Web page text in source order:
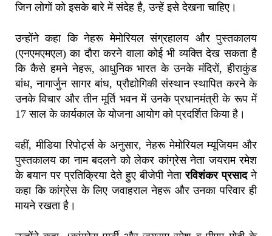
जिन लोगों को इसके बारे में संदेह है, उन्हें इसे देखना चाहिए।
उन्होंने कहा कि नेहरू मेमोरियल संग्रहालय और पुस्तकालय
(एनएमएमएल) का दौरा करने वाला कोई भी व्यक्ति देख सकता है
कि कैसे हमने नेहरू, आधुनिक भारत के उनके मंदिरों, हीराकुंड
बांध, नागार्जुन सागर बांध, प्रौद्योगिकी संस्थान स्थापित करने के
उनके विचार और तीन मूर्ति भवन में उनके प्रधानमंत्री के रूप में
17 साल के कार्यकाल के योजना आयोग को प्रदर्शित किया है।
वहीं, मीडिया रिपोर्ट्स के अनुसार, नेहरू मेमोरियल म्यूजियम और
पुस्तकालय का नाम बदलने को लेकर कांग्रेस नेता जयराम रमेश
के बयान पर प्रतिक्रिया देते हुए बीजेपी नेतारविशंकर प्रसादने
कहा कि कांग्रेस के लिए जवाहराल नेहरू और उनका परिवार ही
मायने रखता है।